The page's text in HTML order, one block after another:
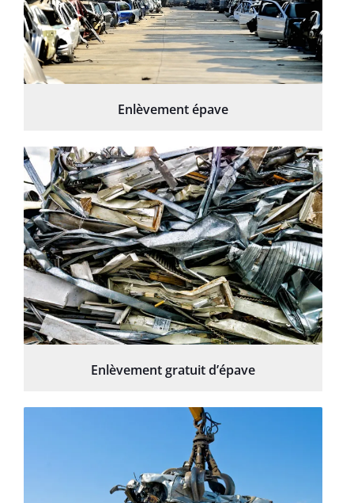
Enlèvement épave
Enlèvement gratuit d’épave